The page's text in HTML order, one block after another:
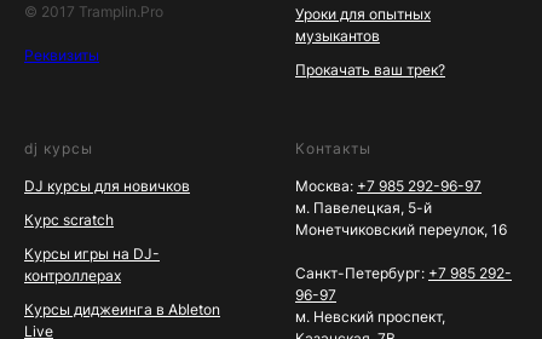
© 2017 Tramplin.Pro
Реквизиты
Уроки для опытных
музыкантов
Прокачать ваш трек?
dj курсы
DJ курсы для новичков
Курс scratch
Курсы игры на DJ-
контроллерах
Курсы диджеинга в Ableton
Live
Контакты
Москва: +7 985 292-96-97
м. Павелецкая, 5-й
Монетчиковский переулок, 16
Санкт-Петербург: +7 985 292-
96-97
м. Невский проспект,